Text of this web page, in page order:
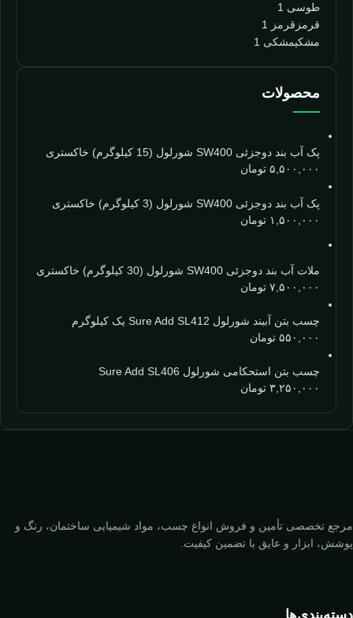
طوسی 1
قرمز قرمز
1
مشکیمشکی 1
محصولات
پک آب بند دوجزئی SW400 شورلول (15 کیلوگرم) خاکستری
۵,۵۰۰,۰۰۰ تومان
پک آب بند دوجزئی SW400 شورلول (3 کیلوگرم) خاکستری
۱,۵۰۰,۰۰۰ تومان
ملات آب بند دوجزئی SW400 شورلول (30 کیلوگرم) خاکستری
۷,۵۰۰,۰۰۰ تومان
چسب بتن آببند شورلول Sure Add SL412 یک کیلوگرم
۵۵۰,۰۰۰ تومان
چسب بتن استحکامی شورلول Sure Add SL406
۳,۲۵۰,۰۰۰ تومان
مرجع تخصصی تأمین و فروش انواع چسب، مواد شیمیایی ساختمان، رنگ و
پوشش، ابزار و عایق با تضمین کیفیت.